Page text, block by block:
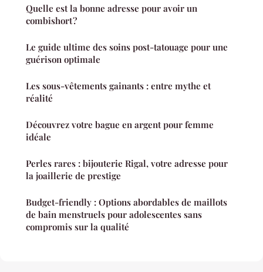
Quelle est la bonne adresse pour avoir un
combishort ?
Le guide ultime des soins post-tatouage pour une
guérison optimale
Les sous-vêtements gainants : entre mythe et
réalité
Découvrez votre bague en argent pour femme
idéale
Perles rares : bijouterie Rigal, votre adresse pour
la joaillerie de prestige
Budget-friendly : Options abordables de maillots
de bain menstruels pour adolescentes sans
compromis sur la qualité